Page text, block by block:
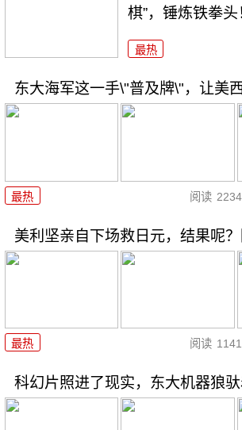
棋”，锤炼铁拳头
最热
东大海军这一手\"普及牌\"，让美
最热 阅读
美利坚亲自下场救日元，结果呢
最热 阅读
科幻片照进了现实，东大机器狼驮